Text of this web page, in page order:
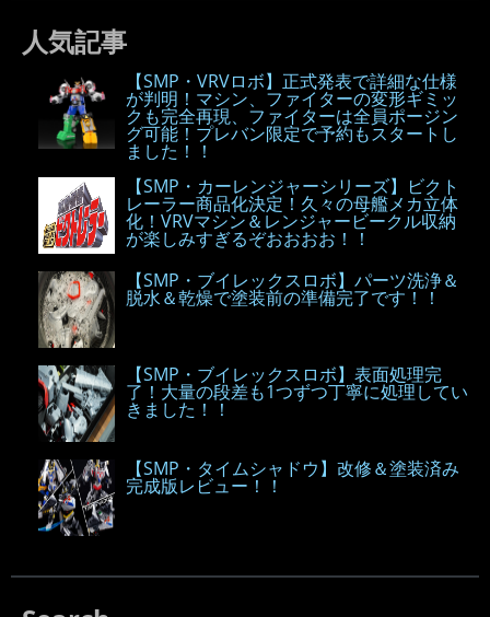
人気記事
【SMP・VRVロボ】正式発表で詳細な仕様
が判明！マシン、ファイターの変形ギミッ
クも完全再現、ファイターは全員ポージン
グ可能！プレバン限定で予約もスタートし
ました！！
【SMP・カーレンジャーシリーズ】ビクト
レーラー商品化決定！久々の母艦メカ立体
化！VRVマシン＆レンジャービークル収納
が楽しみすぎるぞおおおお！！
【SMP・ブイレックスロボ】パーツ洗浄＆
脱水＆乾燥で塗装前の準備完了です！！
【SMP・ブイレックスロボ】表面処理完
了！大量の段差も1つずつ丁寧に処理してい
きました！！
【SMP・タイムシャドウ】改修＆塗装済み
完成版レビュー！！